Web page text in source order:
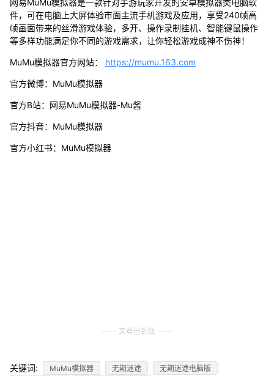
网易MuMu模拟器是一款针对手游玩家开发的安卓模拟器类电脑软
件，可在电脑上大屏体验市面主流手机游戏及应用，享受240帧高
帧画面带来的丝滑游戏体验，多开、操作录制挂机、智能键鼠操作
等多样功能满足你不同的游戏需求，让你轻松游戏成神不伤神！
MuMu模拟器官方网站： https://mumu.163.com
官方微博：MuMu模拟器
官方B站：网易MuMu模拟器-Mu酱
官方抖音：MuMu模拟器
官方小红书：MuMu模拟器
文章已到底
关键词: MuMu模拟器 无期迷途
无期迷途电脑版